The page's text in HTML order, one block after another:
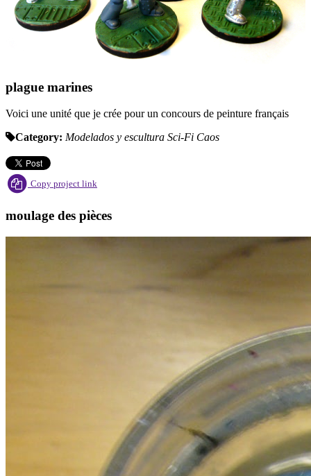
plague marines
Voici une unité que je crée pour un concours de peinture français
Category: Modelados y escultura Sci-Fi Caos
Copy project link
moulage des pièces